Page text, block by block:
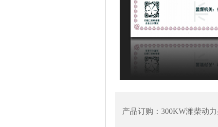
产品订购：300KW潍柴动